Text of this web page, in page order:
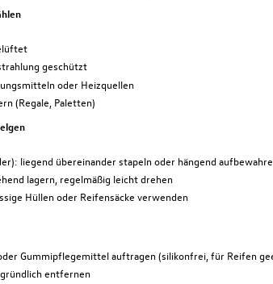
geschützt
oder Heizquellen
(Regale, Paletten)
liegend übereinander stapeln oder hängend
lagern, regelmäßig leicht drehen
Hüllen oder Reifensäcke verwenden
Gummipflegemittel auftragen (silikonfrei, für Reifen
entfernen